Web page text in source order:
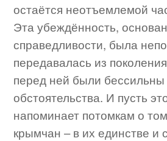
остаётся неотъемлемой
Эта убеждённость,
справедливости, была
передавалась из
перед ней были
обстоятельства. И пусть
напоминает потомкам о
крымчан – в их единстве и